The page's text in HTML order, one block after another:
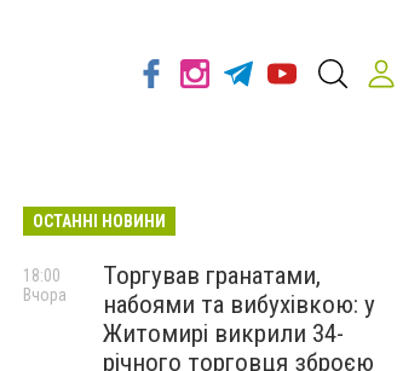
ОСТАННІ НОВИНИ
Торгував гранатами,
набоями та вибухівкою: у
Житомирі викрили 34-
річного торговця зброєю
18:00
Вчора